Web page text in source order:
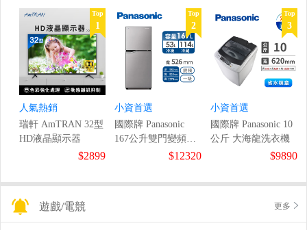
Top
1
人氣熱銷
瑞軒 AmTRAN 32型
HD液晶顯示器
$2899
Top
2
小資首選
國際牌 Panasonic
167公升雙門變頻冰
$12320
Top
3
小資首選
國際牌 Panasonic 10
公斤 大海龍洗衣機
$9890
遊戲/電競 更多